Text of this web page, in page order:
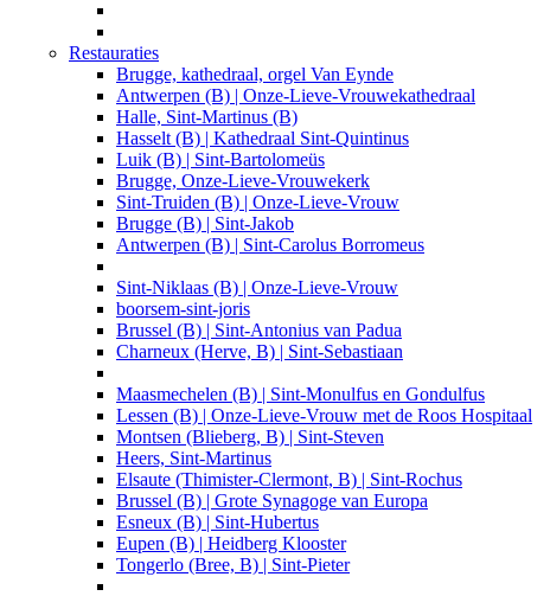
Restauraties
Brugge, kathedraal, orgel Van Eynde
Antwerpen (B) | Onze-Lieve-Vrouwekathedraal
Halle, Sint-Martinus (B)
Hasselt (B) | Kathedraal Sint-Quintinus
Luik (B) | Sint-Bartolomeüs
Brugge, Onze-Lieve-Vrouwekerk
Sint-Truiden (B) | Onze-Lieve-Vrouw
Brugge (B) | Sint-Jakob
Antwerpen (B) | Sint-Carolus Borromeus
Sint-Niklaas (B) | Onze-Lieve-Vrouw
boorsem-sint-joris
Brussel (B) | Sint-Antonius van Padua
Charneux (Herve, B) | Sint-Sebastiaan
Maasmechelen (B) | Sint-Monulfus en Gondulfus
Lessen (B) | Onze-Lieve-Vrouw met de Roos Hospitaal
Montsen (Blieberg, B) | Sint-Steven
Heers, Sint-Martinus
Elsaute (Thimister-Clermont, B) | Sint-Rochus
Brussel (B) | Grote Synagoge van Europa
Esneux (B) | Sint-Hubertus
Eupen (B) | Heidberg Klooster
Tongerlo (Bree, B) | Sint-Pieter